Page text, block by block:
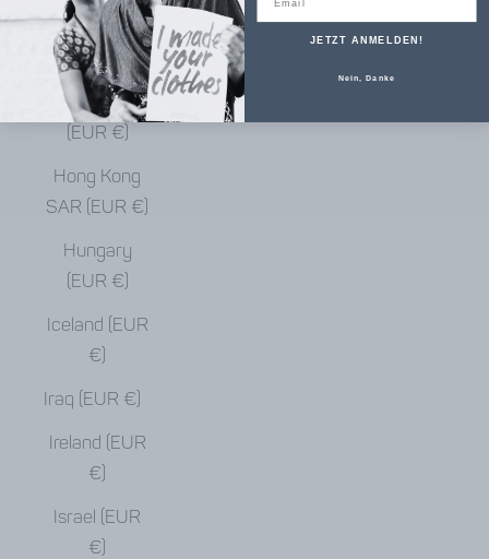
€)
Haiti (EUR €)
Honduras
(EUR €)
Hong Kong
SAR (EUR €)
Hungary
(EUR €)
Iceland (EUR
€)
Iraq (EUR €)
Ireland (EUR
€)
Israel (EUR
€)
JETZT ANMELDEN!
Nein, Danke